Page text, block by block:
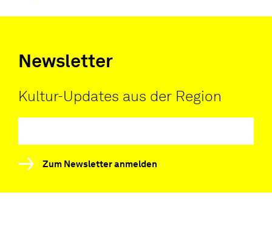
Newsletter
Kultur-Updates aus der Region
Zum Newsletter anmelden